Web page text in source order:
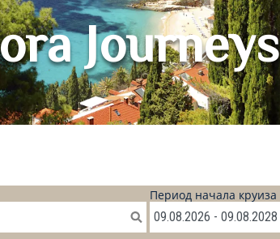
Journeys
Период начала круиза